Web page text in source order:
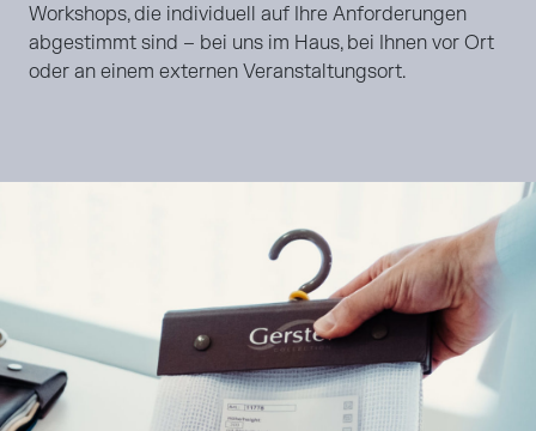
Workshops, die individuell auf Ihre Anforderungen
abgestimmt sind – bei uns im Haus, bei Ihnen vor Ort
oder an einem externen Veranstaltungsort.